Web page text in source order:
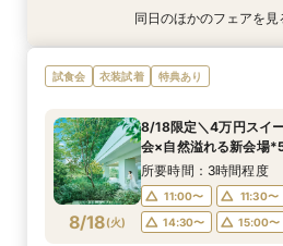
特典あり
8/17(月)
【親御様のための相談
で何でも相談OK♪
13:00〜 17:00〜
フェアを予
衣装試着 特典あり
8/17(月)
【熊本初★ミキハウス
場】安心の6大優待＆
所要時間：3時間程度
14:30〜
15:00〜
フェアを予
8/17(月)
タイパ重視◎【スマホ
ン案内&見積り相談
11:00〜 16:00〜
フェアを予
衣装試着 特典あり
8/17(月)
【少人数で森の邸宅を
るNEW会場×美食で家
11:00〜
11:30〜
14:30〜
15:00〜
フェアを予
衣装試着 特典あり
8/17(月)
【1軒目･初見学にオス
ス無料試食付★1stステ
11:00〜
11:30〜
14:30〜
15:00〜
フェアを予
同日のほかのフェアを見
試食会 衣装試着 特典あり
8/18(火)
8/18限定＼4万円スイ
会×自然溢れる新会場
所要時間：3時間程度
11:00〜
11:30〜
14:30〜
15:00〜